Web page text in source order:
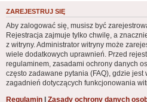
ZAREJESTRUJ SIĘ
Aby zalogować się, musisz być
Rejestracja zajmuje tylko chwilę, a
z witryny. Administrator witryny może
wiele dodatkowych uprawnień. Przed
regulaminem, zasadami ochrony danych
często zadawane pytania (FAQ), gdzie
zagadnień dotyczących funkcjonowania
Regulamin | Zasady ochrony danych